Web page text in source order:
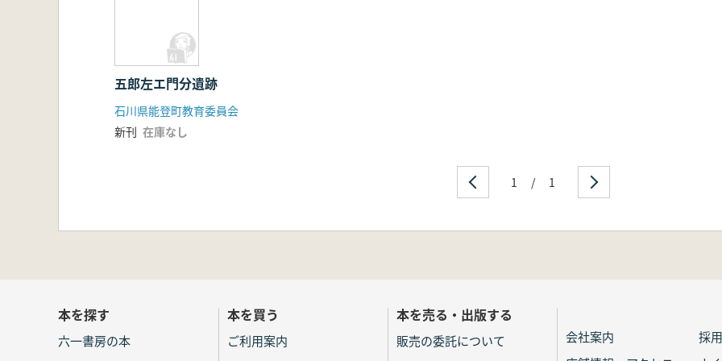
五郎左エ門分遺跡
石川県能登町教育委員会
新刊 在庫なし
1 / 1
本を探す
六一書房の本
本を買う
ご利用案内
本を売る・出版する
販売の委託について
会社案内
採